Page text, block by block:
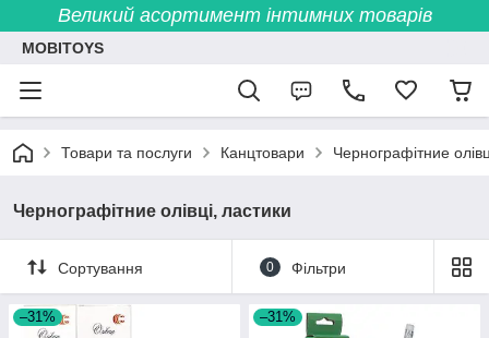
Великий асортимент інтимних товарів
MOBITOYS
Товари та послуги Канцтовари Чернографітние
Чернографітние олівці, ластики
Сортування 0 Фільтри
–31% –31%